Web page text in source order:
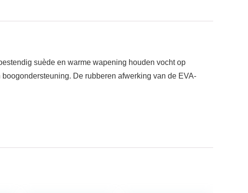
suède en warme wapening houden vocht op
De rubberen afwerking van de EVA-